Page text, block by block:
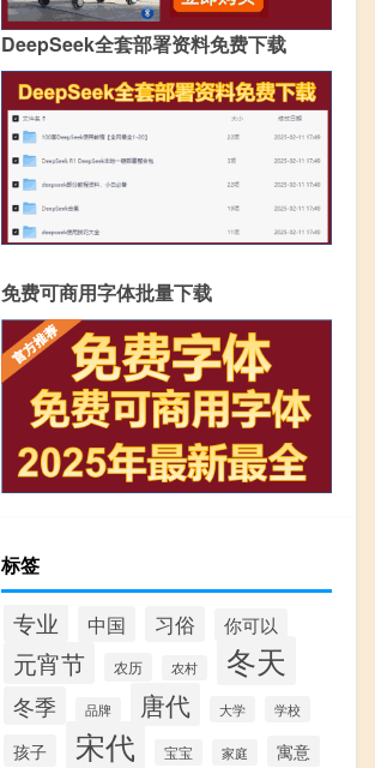
DeepSeek全套部署资料免费下载
免费可商用字体批量下载
标签
专业 中国 习俗 你可以
元宵节 农历 农村 冬天
冬季 品牌 唐代 大学 学校
孩子 宋代 宝宝 家庭 寓意